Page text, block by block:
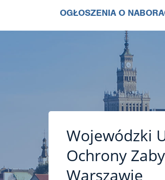
OGŁOSZENIA O
Wojewódzki
Ochrony
Warszawie